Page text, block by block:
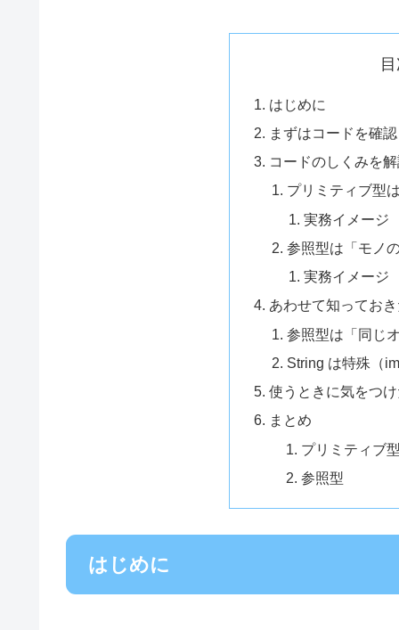
はじめに
まずはコードを確認
コードのしくみを
プリミティブ型
実務イメージ
参照型は「モノ
実務イメージ
あわせて知ってお
参照型は「同じ
String は特殊（
使うときに気をつ
まとめ
プリミティブ
参照型
はじめに